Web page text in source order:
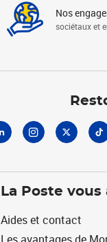
Nos
sociétaux et
La Poste
Aides et contact